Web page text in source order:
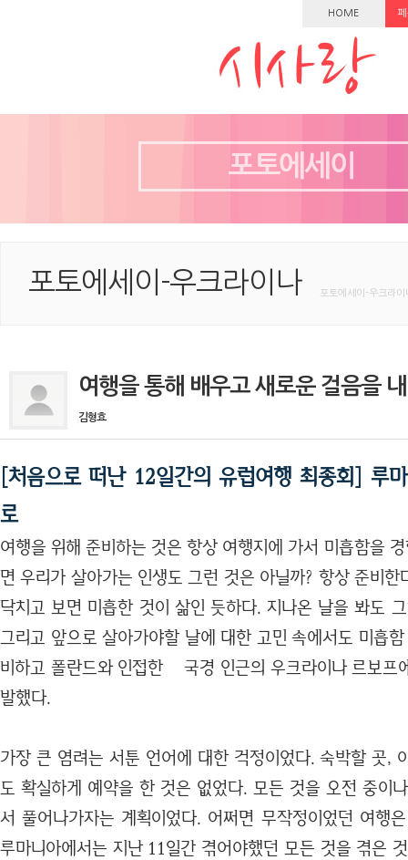
HOME
포토에세이
포토에세이-우크라이나 포토에세이-우크라
여행을 통해 배우고 새로운 걸음을
김형효
[처음으로 떠난 12일간의 유럽여행 최종회] 루
로
여행을 위해 준비하는 것은 항상 여행지에 가서 미흡함을
면 우리가 살아가는 인생도 그런 것은 아닐까? 항상 준비한
닥치고 보면 미흡한 것이 삶인 듯하다. 지나온 날을 봐도
그리고 앞으로 살아가야할 날에 대한 고민 속에서도 미흡
비하고 폴란드와 인접한 국경 인근의 우크라이나 르보프
발했다.
가장 큰 염려는 서툰 언어에 대한 걱정이었다. 숙박할 곳,
도 확실하게 예약을 한 것은 없었다. 모든 것을 오전 중이
서 풀어나가자는 계획이었다. 어쩌면 무작정이었던 여행
루마니아에서는 지난 11일간 겪어야했던 모든 것을 겪은